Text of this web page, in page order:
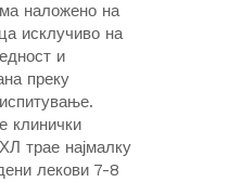
наложено на
исклучиво на
и
преку
клинички
трае најмалку
лекови 7-8